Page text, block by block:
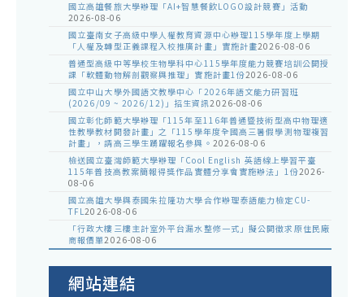
國立高雄餐旅大學辦理「AI+智慧餐飲LOGO設計競賽」活動
2026-08-06
國立臺南女子高級中學人權教育資源中心辦理115學年度上學期
「人權及轉型正義課程入校推廣計畫」實施計畫2026-08-06
普通型高級中等學校生物學科中心115學年度能力競賽培訓公開授
課「軟體動物解剖觀察與推理」實施計畫1份2026-08-06
國立中山大學外國語文教學中心「2026年語文能力研習班
(2026/09 ~ 2026/12)」招生資訊2026-08-06
國立彰化師範大學辦理「115年至116年普通暨技術型高中物理適
性教學教材開發計畫」之「115學年度全國高三暑假學測物理複習
計畫」，請高三學生踴躍報名參與。 2026-08-06
檢送國立臺灣師範大學辦理「Cool English 英語線上學習平臺
115年普技高教案簡報得獎作品實體分享會實施辦法」1份2026-
08-06
國立高雄大學與泰國朱拉隆功大學合作辦理泰語能力檢定CU-
TFL2026-08-06
「行政大樓三樓主計室外平台漏水整修一式」擬公開徵求原住民廠
商報價單2026-08-06
網站連結